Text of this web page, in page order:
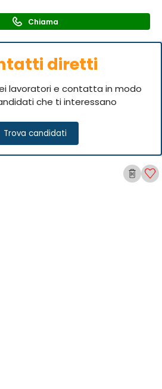
Chiama
diretti
lavoratori e contatta in modo
che ti interessano
Trova candidati